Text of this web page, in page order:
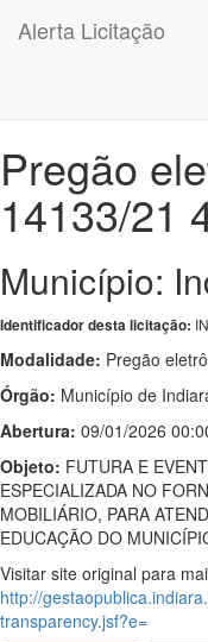
Alerta Licitação
Pregão
14133/21
Município:
Identificador desta licitação:
Modalidade: Pregão
Órgão: Município de
Abertura: 09/01/2026
Objeto: FUTURA E
ESPECIALIZADA NO
MOBILIÁRIO, PARA
EDUCAÇÃO DO
Visitar site original para
http://
transparency.jsf?e=